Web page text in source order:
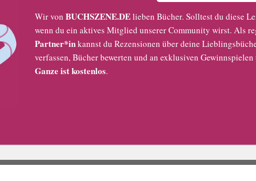
Wir von BUCHSZENE.DElieben Bücher. Solltest du diese
wenn du ein aktives Mitglied unserer Community wirst. Als
Partner*inkannst du Rezensionen über deine
verfassen, Bücher bewerten und an exklusiven
Ganze ist kostenlos.